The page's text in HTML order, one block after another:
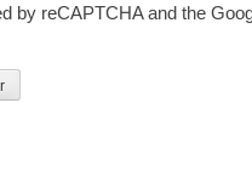
by reCAPTCHA and the